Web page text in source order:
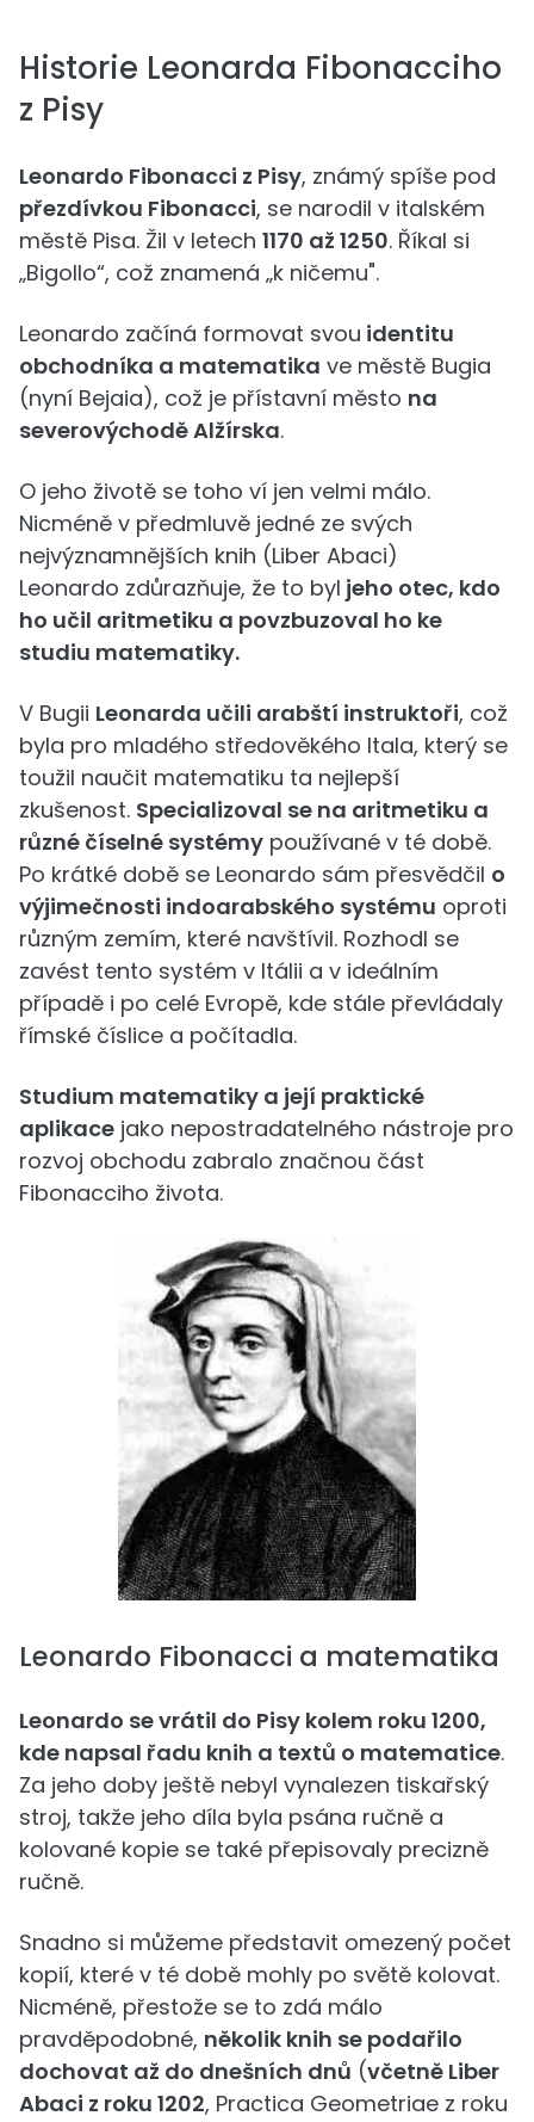
Historie Leonarda Fibonacciho
z Pisy
Leonardo Fibonacci z Pisy, známý spíše pod
přezdívkou Fibonacci, se narodil v italském
městě Pisa. Žil v letech 1170 až 1250. Říkal si
„Bigollo“, což znamená „k ničemu".
Leonardo začíná formovat svou identitu
obchodníka a matematika ve městě Bugia
(nyní Bejaia), což je přístavní město na
severovýchodě Alžírska.
O jeho životě se toho ví jen velmi málo.
Nicméně v předmluvě jedné ze svých
nejvýznamnějších knih (Liber Abaci)
Leonardo zdůrazňuje, že to byl jeho otec, kdo
ho učil aritmetiku a povzbuzoval ho ke
studiu matematiky.
V Bugii Leonarda učili arabští instruktoři, což
byla pro mladého středověkého Itala, který se
toužil naučit matematiku ta nejlepší
zkušenost. Specializoval se na aritmetiku a
různé číselné systémy používané v té době.
Po krátké době se Leonardo sám přesvědčil o
výjimečnosti indoarabského systému oproti
různým zemím, které navštívil. Rozhodl se
zavést tento systém v Itálii a v ideálním
případě i po celé Evropě, kde stále převládaly
římské číslice a počítadla.
Studium matematiky a její praktické
aplikace jako nepostradatelného nástroje pro
rozvoj obchodu zabralo značnou část
Fibonacciho života.
Leonardo Fibonacci a matematika
Leonardo se vrátil do Pisy kolem roku 1200,
kde napsal řadu knih a textů o matematice.
Za jeho doby ještě nebyl vynalezen tiskařský
stroj, takže jeho díla byla psána ručně a
kolované kopie se také přepisovaly precizně
ručně.
Snadno si můžeme představit omezený počet
kopií, které v té době mohly po světě kolovat.
Nicméně, přestože se to zdá málo
pravděpodobné, několik knih se podařilo
dochovat až do dnešních dnů (včetně Liber
Abaci z roku 1202, Practica Geometriae z roku